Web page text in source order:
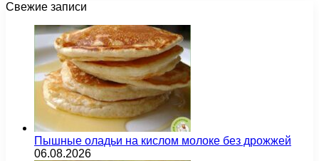
Свежие записи
Пышные оладьи на кислом молоке без дрожжей
06.08.2026